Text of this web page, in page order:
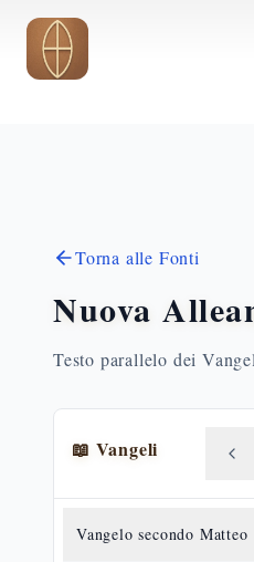
Vai al contenuto principale
Torna alle Fonti
Nuova
Testo parallelo dei
📖 Vangeli
Vangelo secondo Matteo